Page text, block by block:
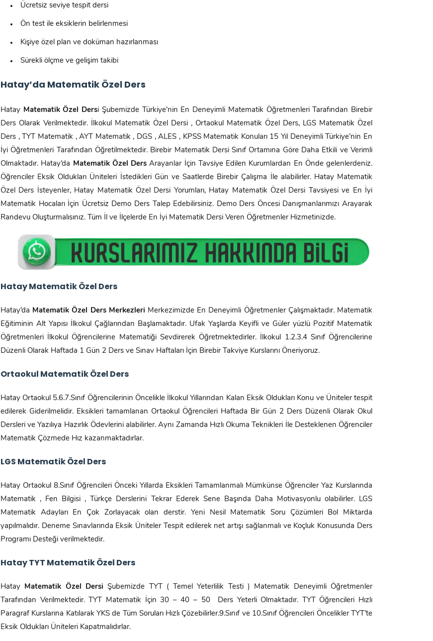
Ücretsiz seviye tespit dersi
Ön test ile eksiklerin belirlenmesi
Kişiye özel plan ve doküman hazırlanması
Sürekli ölçme ve gelişim takibi
Hatay’da Matematik Özel Ders
Hatay Matematik Özel Dersi Şubemizde Türkiye’nin En Deneyimli Matematik Öğretmenleri Tarafından Birebir
Ders Olarak Verilmektedir. İlkokul Matematik Özel Dersi , Ortaokul Matematik Özel Ders, LGS Matematik Özel
Ders , TYT Matematik , AYT Matematik , DGS , ALES , KPSS Matematik Konuları 15 Yıl Deneyimli Türkiye’nin En
İyi Öğretmenleri Tarafından Öğretilmektedir. Birebir Matematik Dersi Sınıf Ortamına Göre Daha Etkili ve Verimli
Olmaktadır. Hatay’da Matematik Özel Ders Arayanlar İçin Tavsiye Edilen Kurumlardan En Önde gelenlerdeniz.
Öğrenciler Eksik Oldukları Üniteleri İstedikleri Gün ve Saatlerde Birebir Çalışma İle alabilirler. Hatay Matematik
Özel Ders İsteyenler, Hatay Matematik Özel Dersi Yorumları, Hatay Matematik Özel Dersi Tavsiyesi ve En İyi
Matematik Hocaları İçin Ücretsiz Demo Ders Talep Edebilirsiniz. Demo Ders Öncesi Danışmanlarımızı Arayarak
Randevu Oluşturmalısınız. Tüm İl ve İlçelerde En İyi Matematik Dersi Veren Öğretmenler Hizmetinizde.
Hatay Matematik Özel Ders
Hatay’da Matematik Özel Ders Merkezleri Merkezimizde En Deneyimli Öğretmenler Çalışmaktadır. Matematik
Eğitiminin Alt Yapısı İlkokul Çağlarından Başlamaktadır. Ufak Yaşlarda Keyifli ve Güler yüzlü Pozitif Matematik
Öğretmenleri İlkokul Öğrencilerine Matematiği Sevdirerek Öğretmektedirler. İlkokul 1.2.3.4 Sınıf Öğrencilerine
Düzenli Olarak Haftada 1 Gün 2 Ders ve Sınav Haftaları İçin Birebir Takviye Kurslarını Öneriyoruz.
Ortaokul Matematik Özel Ders
Hatay Ortaokul 5.6.7.Sınıf Öğrencilerinin Öncelikle İlkokul Yıllarından Kalan Eksik Oldukları Konu ve Üniteler tespit
edilerek Giderilmelidir. Eksikleri tamamlanan Ortaokul Öğrencileri Haftada Bir Gün 2 Ders Düzenli Olarak Okul
Dersleri ve Yazılıya Hazırlık Ödevlerini alabilirler. Aynı Zamanda Hızlı Okuma Teknikleri İle Desteklenen Öğrenciler
Matematik Çözmede Hız kazanmaktadırlar.
LGS Matematik Özel Ders
Hatay Ortaokul 8.Sınıf Öğrencileri Önceki Yıllarda Eksikleri Tamamlanmalı Mümkünse Öğrenciler Yaz Kurslarında
Matematik , Fen Bilgisi , Türkçe Derslerini Tekrar Ederek Sene Başında Daha Motivasyonlu olabilirler. LGS
Matematik Adayları En Çok Zorlayacak olan derstir. Yeni Nesil Matematik Soru Çözümleri Bol Miktarda
yapılmalıdır. Deneme Sınavlarında Eksik Üniteler Tespit edilerek net artışı sağlanmalı ve Koçluk Konusunda Ders
Programı Desteği verilmektedir.
Hatay TYT Matematik Özel Ders
Hatay Matematik Özel Dersi Şubemizde TYT ( Temel Yeterlilik Testi ) Matematik Deneyimli Öğretmenler
Tarafından Verilmektedir. TYT Matematik İçin 30 – 40 – 50 Ders Yeterli Olmaktadır. TYT Öğrencileri Hızlı
Paragraf Kurslarına Katılarak YKS de Tüm Soruları Hızlı Çözebilirler.9.Sınıf ve 10.Sınıf Öğrencileri Öncelikler TYT’te
Eksik Oldukları Üniteleri Kapatmalıdırlar.